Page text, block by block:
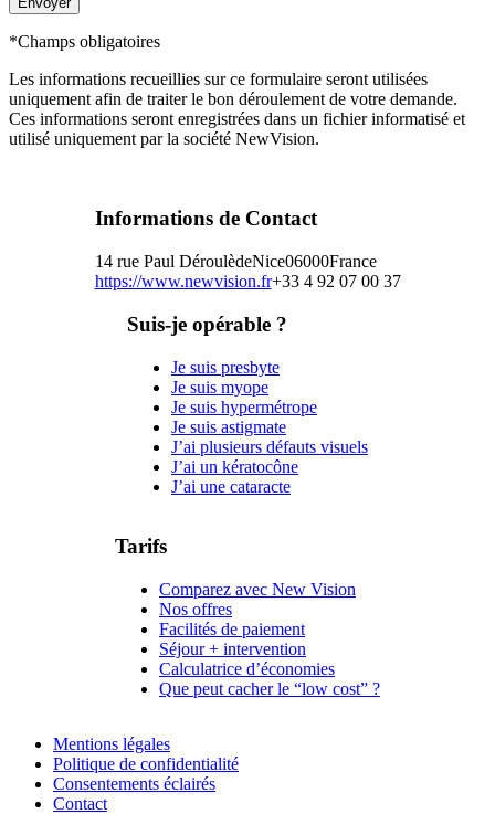
*Champs obligatoires
Les informations recueillies sur ce formulaire seront utilisées
uniquement afin de traiter le bon déroulement de votre demande.
Ces informations seront enregistrées dans un fichier informatisé et
utilisé uniquement par la société NewVision.
Informations de Contact
14 rue Paul DéroulèdeNice06000France
https://www.newvision.fr+33 4 92 07 00 37
Suis-je opérable ?
Je suis presbyte
Je suis myope
Je suis hypermétrope
Je suis astigmate
J’ai plusieurs défauts visuels
J’ai un kératocône
J’ai une cataracte
Tarifs
Comparez avec New Vision
Nos offres
Facilités de paiement
Séjour + intervention
Calculatrice d’économies
Que peut cacher le “low cost” ?
Mentions légales
Politique de confidentialité
Consentements éclairés
Contact